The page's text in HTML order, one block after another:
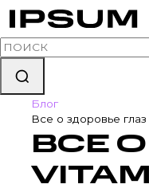
Блог
Все о здоровье
ВСЕ